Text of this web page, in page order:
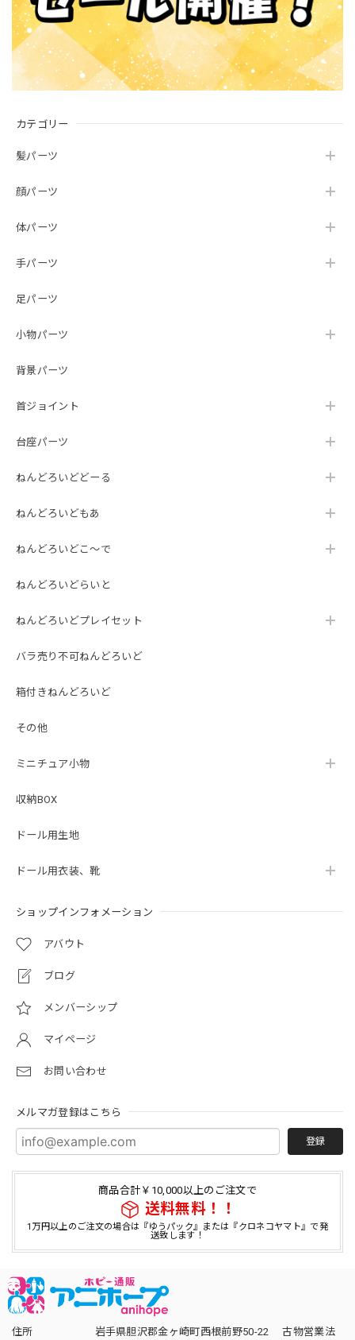
カテゴリー
髪パーツ
顔パーツ
体パーツ
手パーツ
足パーツ
小物パーツ
背景パーツ
首ジョイント
台座パーツ
ねんどろいどどーる
ねんどろいどもあ
ねんどろいどこ～で
ねんどろいどらいと
ねんどろいどプレイセット
バラ売り不可ねんどろいど
箱付きねんどろいど
その他
ミニチュア小物
収納BOX
ドール用生地
ドール用衣装、靴
ショップインフォメーション
アバウト
ブログ
メンバーシップ
マイページ
お問い合わせ
メルマガ登録はこちら
登録
商品合計￥10,000以上のご注文で
送料無料！！
1万円以上のご注文の場合は『ゆうパック』または『クロネコヤマト』で発
送致します！
住所
岩手県胆沢郡金ヶ崎町西根前野50-22 古物営業法